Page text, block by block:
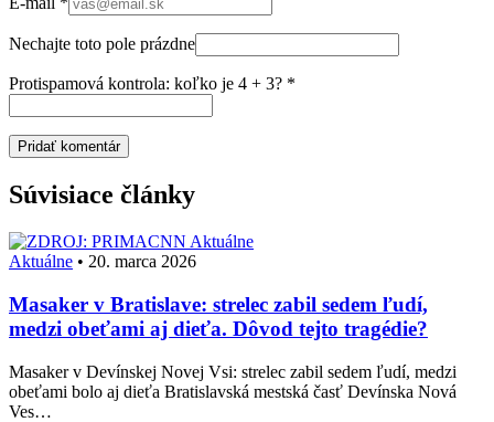
Nechajte toto pole prázdne
Protispamová kontrola: koľko je 4 + 3? *
Súvisiace články
Aktuálne
Aktuálne • 20. marca 2026
Masaker v Bratislave: strelec zabil sedem ľudí,
medzi obeťami aj dieťa. Dôvod tejto tragédie?
Masaker v Devínskej Novej Vsi: strelec zabil sedem ľudí, medzi
obeťami bolo aj dieťa Bratislavská mestská časť Devínska Nová
Ves…